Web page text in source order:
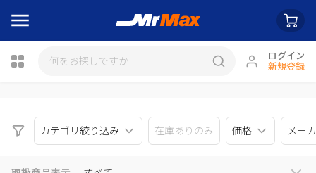
ログイン
新規登録
カテゴリ絞り込み 在庫ありのみ 価格 メー